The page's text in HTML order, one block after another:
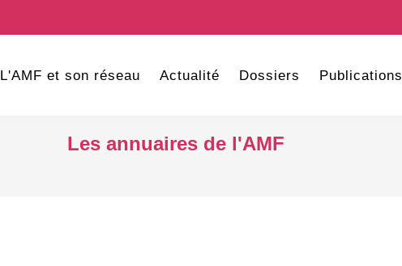
L'AMF et son réseau Actualité Dossiers Publications
Les annuaires de l'AMF